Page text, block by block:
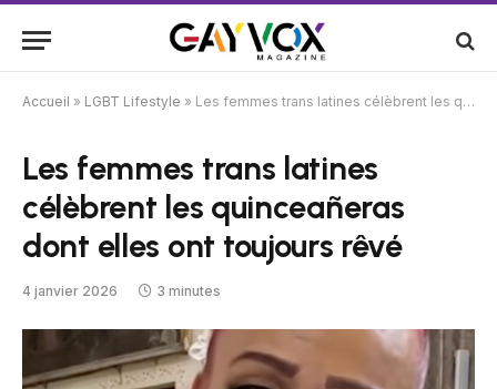
Accueil » LGBT Lifestyle » Les femmes trans latines célèbrent les quinceañeras dont elles ont toujours rêvé
Les femmes trans latines
célèbrent les quinceañeras
dont elles ont toujours rêvé
4 janvier 2026 3 minutes